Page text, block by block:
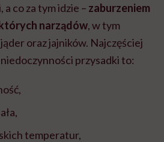
co za tym idzie – zaburzeniem
narządów, w tym
oraz jajników. Najczęściej
przysadki to:
temperatur,